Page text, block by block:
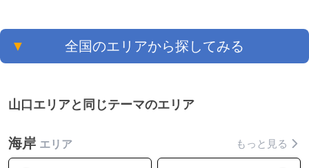
▼ 全国のエリアから探してみる
山口エリアと同じテーマのエリア
海岸 エリア もっと見る